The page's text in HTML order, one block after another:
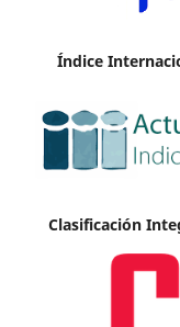
Índice
Clasificación